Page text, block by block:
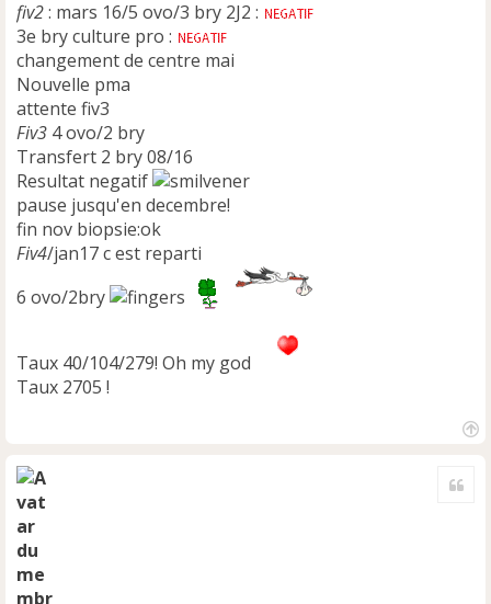
fiv2: mars 16/5 ovo/3 bry 2J2 :
3e bry culture pro :
changement de centre mai
Nouvelle pma
attente fiv3
Fiv3 4 ovo/2 bry
Transfert 2 bry 08/16
Resultat negatif
pause jusqu'en decembre!
fin nov biopsie:ok
Fiv4/jan17 c est reparti
6 ovo/2bry
Taux 40/104/279! Oh my god
Taux 2705 !